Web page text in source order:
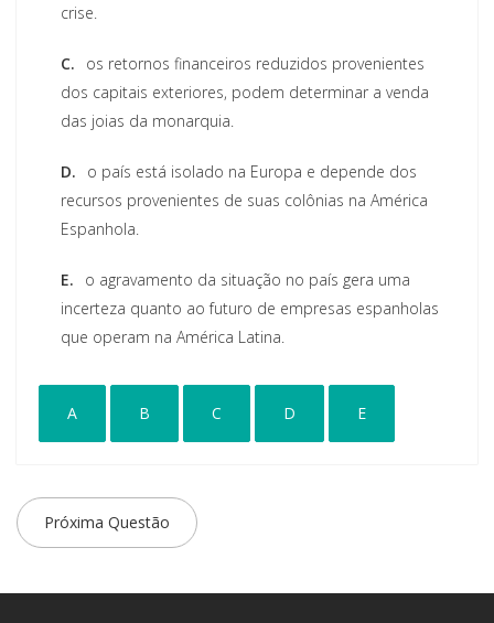
crise.
C.
os retornos financeiros reduzidos provenientes
dos capitais exteriores, podem determinar a venda
das joias da monarquia.
D.
o país está isolado na Europa e depende dos
recursos provenientes de suas colônias na América
Espanhola.
E.
o agravamento da situação no país gera uma
incerteza quanto ao futuro de empresas espanholas
que operam na América Latina.
A B C D E
Próxima Questão